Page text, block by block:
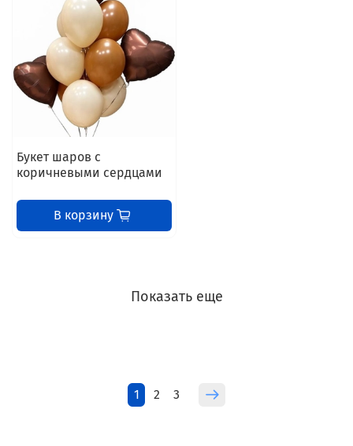
Букет шаров с
коричневыми сердцами
В корзину
Показать еще
1 2 3